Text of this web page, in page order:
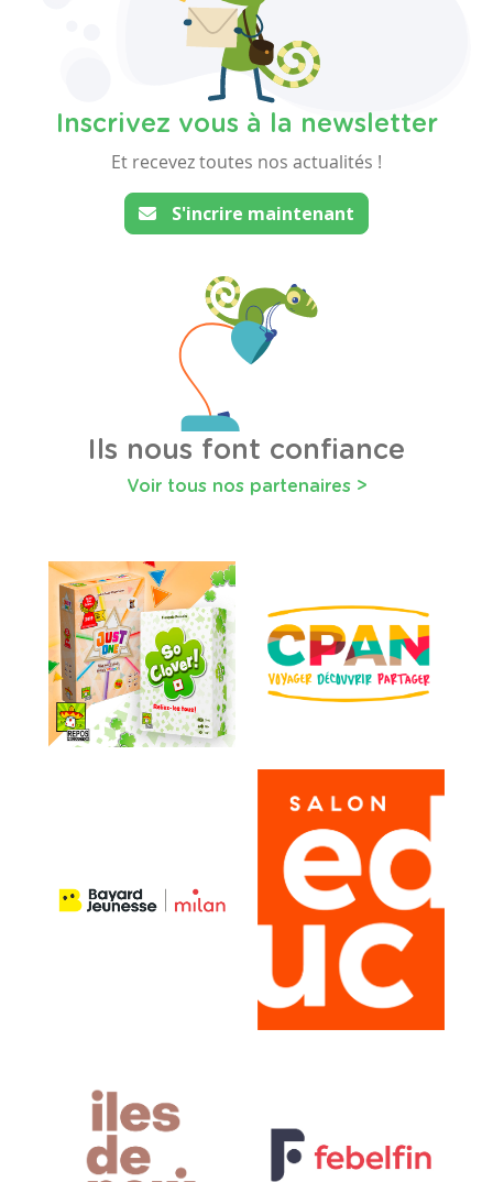
Inscrivez vous à la newsletter
Et recevez toutes nos actualités !
S'incrire maintenant
Ils nous font confiance
Voir tous nos partenaires >